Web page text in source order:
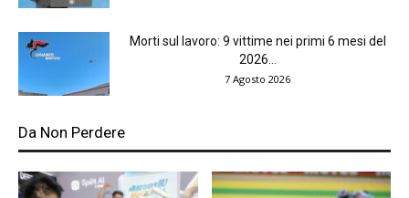
Morti sul lavoro: 9 vittime nei primi 6 mesi del
2026...
7 Agosto 2026
Da Non Perdere